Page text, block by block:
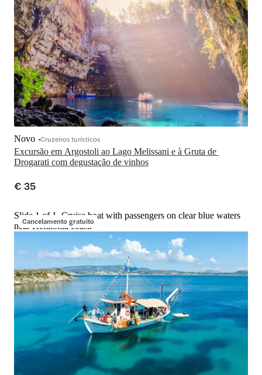
Excursão em Argostoli ao Lago Melissani e à Gruta de
Drogarati com degustação de vinhos
Novo Cruzeiros turísticos
€ 35
Cancelamento gratuito
Slide 1 of 1, Cruise boat with passengers on clear blue waters
near Kefalonia coast.